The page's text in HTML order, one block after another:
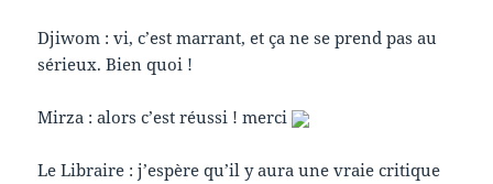
Djiwom : vi, c’est marrant, et ça ne se prend pas au
sérieux. Bien quoi !
Mirza : alors c’est réussi ! merci
Le Libraire : j’espère qu’il y aura une vraie critique